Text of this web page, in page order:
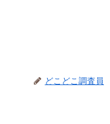
どこどこ調査員